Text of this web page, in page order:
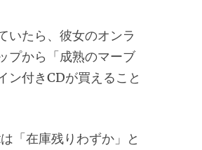
いたら、彼女のオンラ
プから「成熟のマーブ
ン付きCDが買えること
「在庫残りわずか」と